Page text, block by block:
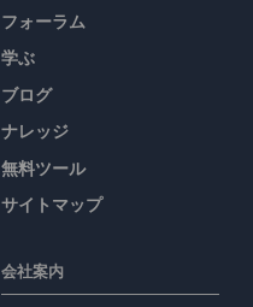
フォーラム
学ぶ
ブログ
ナレッジ
無料ツール
サイトマップ
会社案内